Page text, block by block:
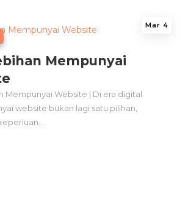
Mempunyai
Mar 4
Mempunyai Website | Di era digital
website bukan lagi satu pilihan,